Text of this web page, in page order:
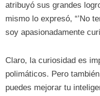
atribuyó sus grandes
mismo lo expresó, “’No
soy apasionadamente
Claro, la curiosidad es
polimáticos. Pero
puedes mejorar tu